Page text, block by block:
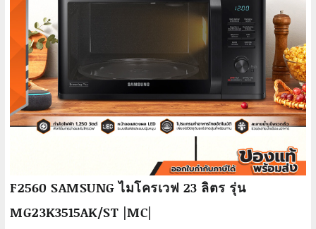
F2560 SAMSUNG ไมโครเวฟ 23 ลิตร รุ่น
MG23K3515AK/ST |MC|